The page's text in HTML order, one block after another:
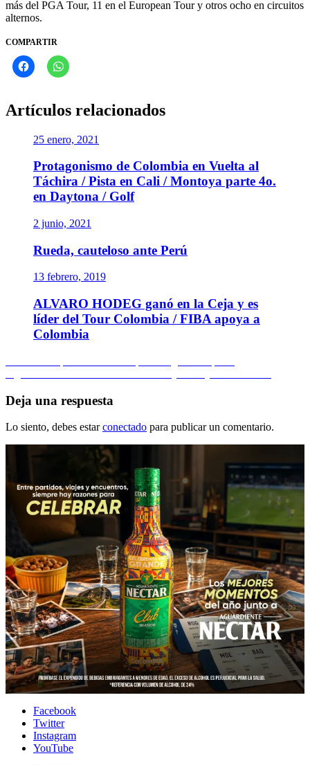
más del PGA Tour, 11 en el European Tour y otros ocho en circuitos
alternos.
COMPARTIR
Artículos relacionados
25 enero, 2021
Protagonismo de Colombia en Vuelta al
Táchira / Pista en Cali / Montoya parte 4o.
en Daytona / Golf
2 junio, 2021
Rueda, cauteloso ante Perú
13 febrero, 2019
ALVARO HODEG ganó en la Ceja y es
líder del Tour Colombia / FIBA apoya a
Colombia
Navegación
de
entradas
Deja una respuesta
Lo siento, debes estarconectado para publicar un comentario.
Facebook
Twitter
Instagram
YouTube